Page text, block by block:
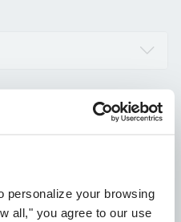
personalize your browsing
all," you agree to our use
Busca